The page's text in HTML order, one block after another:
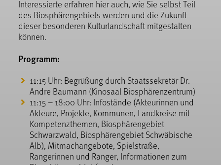
Interessierte erfahren hier auch, wie Sie selbst Teil
des Biosphärengebiets werden und die Zukunft
dieser besonderen Kulturlandschaft mitgestalten
können.
Programm:
11:15 Uhr: Begrüßung durch Staatssekretär Dr.
Andre Baumann (Kinosaal Biosphärenzentrum)
11:15 – 18:00 Uhr: Infostände (Akteurinnen und
Akteure, Projekte, Kommunen, Landkreise mit
Kompetenzthemen, Biosphärengebiet
Schwarzwald, Biosphärengebiet Schwäbische
Alb), Mitmachangebote, Spielstraße,
Rangerinnen und Ranger, Informationen zum